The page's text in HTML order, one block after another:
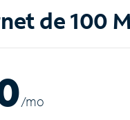
de 100
/mo